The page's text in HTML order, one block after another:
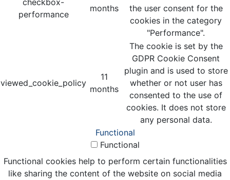
checkbox-
performance
months
the user consent for the
cookies in the category
"Performance".
viewed_cookie_policy
11
months
The cookie is set by the
GDPR Cookie Consent
plugin and is used to store
whether or not user has
consented to the use of
cookies. It does not store
any personal data.
Functional
Functional
Functional cookies help to perform certain functionalities
like sharing the content of the website on social media